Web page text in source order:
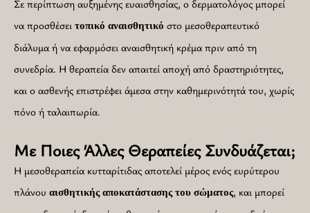
Σε περίπτωση αυξημένης ευαισθησίας, ο δερματολόγος μπορεί
να προσθέσει τοπικό αναισθητικό στο μεσοθεραπευτικό
διάλυμα ή να εφαρμόσει αναισθητική κρέμα πριν από τη
συνεδρία. Η θεραπεία δεν απαιτεί αποχή από δραστηριότητες,
και ο ασθενής επιστρέφει άμεσα στην καθημερινότητά του, χωρίς
πόνο ή ταλαιπωρία.
Με Ποιες Άλλες Θεραπείες Συνδυάζεται;
Η μεσοθεραπεία κυτταρίτιδας αποτελεί μέρος ενός ευρύτερου
πλάνου αισθητικής αποκατάστασης του σώματος, και μπορεί